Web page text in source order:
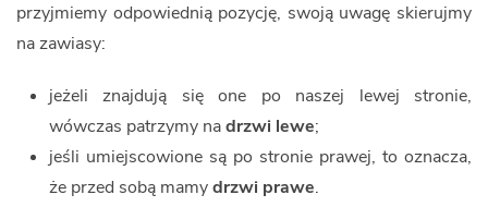
przyjmiemy odpowiednią pozycję, swoją uwagę skierujmy
na zawiasy:
jeżeli znajdują się one po naszej lewej stronie,
wówczas patrzymy nadrzwi lewe;
jeśli umiejscowione są po stronie prawej, to oznacza,
że przed sobą mamydrzwi prawe.